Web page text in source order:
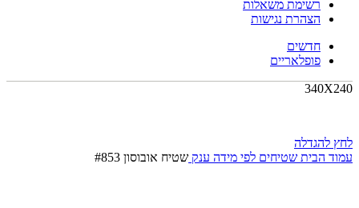
רשימת משאלות
הצהרת נגישות
חדשים
פופלאריים
340X240
לחץ להגדלה
עמוד הבית שטיחים לפי מידה ענק שטיח אובוסון #853